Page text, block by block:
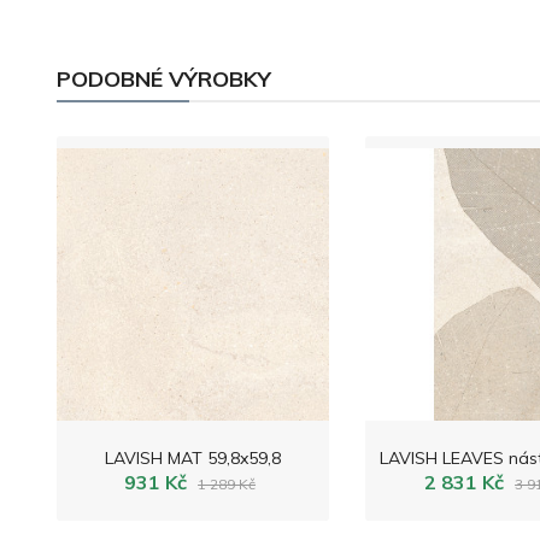
PODOBNÉ VÝROBKY
LAVISH MAT 59,8x59,8
931 Kč 1 289 Kč 2 831 Kč 3